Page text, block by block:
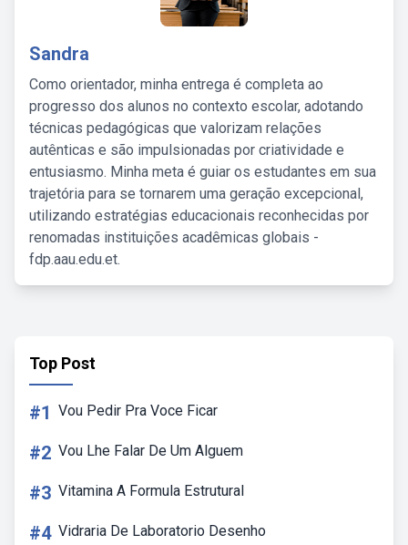
Sandra
Como orientador, minha entrega é completa ao
progresso dos alunos no contexto escolar, adotando
técnicas pedagógicas que valorizam relações
autênticas e são impulsionadas por criatividade e
entusiasmo. Minha meta é guiar os estudantes em sua
trajetória para se tornarem uma geração excepcional,
utilizando estratégias educacionais reconhecidas por
renomadas instituições acadêmicas globais -
fdp.aau.edu.et.
Top Post
#1 Vou Pedir Pra Voce Ficar
#2 Vou Lhe Falar De Um Alguem
#3 Vitamina A Formula Estrutural
#4 Vidraria De Laboratorio Desenho